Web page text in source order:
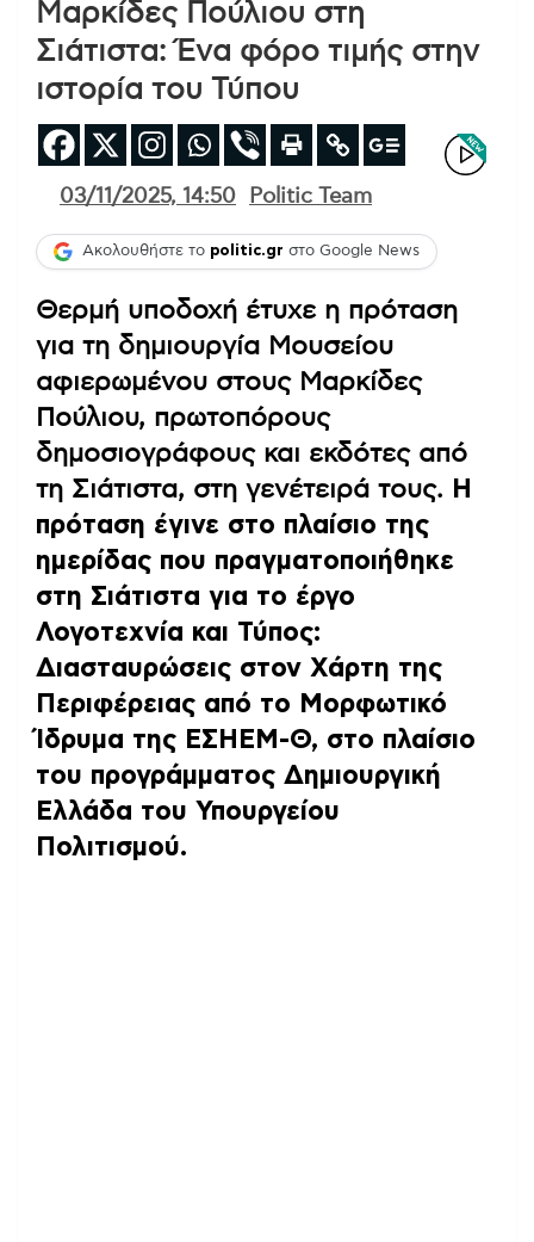
Μαρκίδες Πούλιου στη
Σιάτιστα: Ένα φόρο τιμής στην
ιστορία του Τύπου
03/11/2025, 14:50 Politic Team
Ακολουθήστε το politic.gr στο Google News
Θερμή υποδοχή έτυχε η πρόταση
για τη δημιουργία Μουσείου
αφιερωμένου στους Μαρκίδες
Πούλιου, πρωτοπόρους
δημοσιογράφους και εκδότες από
τη Σιάτιστα, στη γενέτειρά τους. Η
πρόταση έγινε στο πλαίσιο της
ημερίδας που πραγματοποιήθηκε
στη Σιάτιστα για το έργο
Λογοτεχνία και Τύπος:
Διασταυρώσεις στον Χάρτη της
Περιφέρειας από το Μορφωτικό
Ίδρυμα της ΕΣΗΕΜ-Θ, στο πλαίσιο
του προγράμματος Δημιουργική
Ελλάδα του Υπουργείου
Πολιτισμού.